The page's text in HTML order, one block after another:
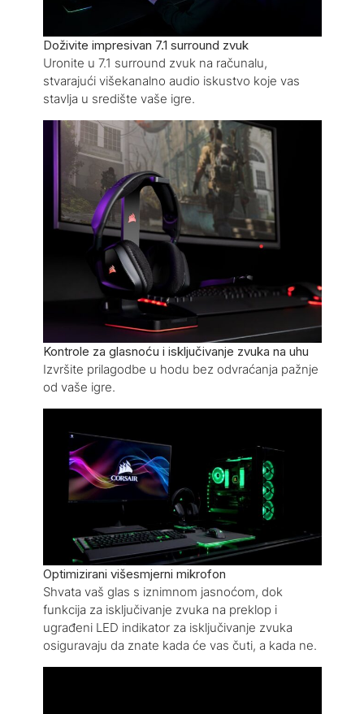
Doživite impresivan 7.1 surround zvuk
Uronite u 7.1 surround zvuk na računalu,
stvarajući višekanalno audio iskustvo koje vas
stavlja u središte vaše igre.
Kontrole za glasnoću i isključivanje zvuka na uhu
Izvršite prilagodbe u hodu bez odvraćanja pažnje
od vaše igre.
Optimizirani višesmjerni mikrofon
Shvata vaš glas s iznimnom jasnoćom, dok
funkcija za isključivanje zvuka na preklop i
ugrađeni LED indikator za isključivanje zvuka
osiguravaju da znate kada će vas čuti, a kada ne.